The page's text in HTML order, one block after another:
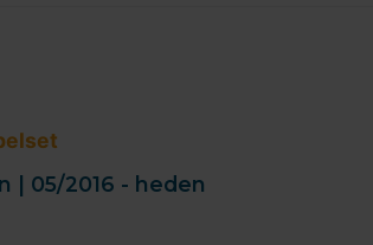
| 05/2016 - heden